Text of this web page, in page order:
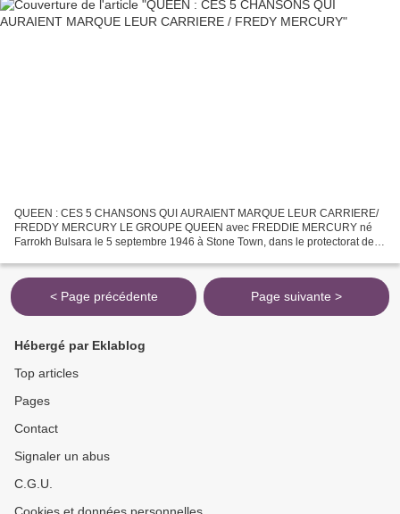
QUEEN : CES 5 CHANSONS QUI AURAIENT MARQUE LEUR CARRIERE/
FREDDY MERCURY LE GROUPE QUEEN avec FREDDIE MERCURY né
Farrokh Bulsara le 5 septembre 1946 à Stone Town, dans le protectorat de
< Page précédente Page suivante >
Hébergé par Eklablog
Top articles
Pages
Contact
Signaler un abus
C.G.U.